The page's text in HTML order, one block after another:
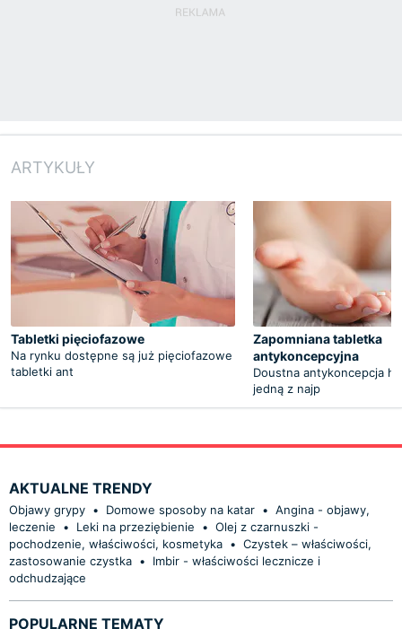
ARTYKUŁY
Tabletki pięciofazowe
Na rynku dostępne są już pięciofazowe
tabletki ant
Zapomniana tabletka
antykoncepcyjna
Doustna antykoncepcja
jedną z najp
AKTUALNE TRENDY
Objawy grypy • Domowe sposoby na katar • Angina - objawy,
leczenie
• Leki na przeziębienie • Olej z czarnuszki -
pochodzenie, właściwości, kosmetyka • Czystek – właściwości,
zastosowanie czystka •
Imbir - właściwości lecznicze i
odchudzające
POPULARNE TEMATY